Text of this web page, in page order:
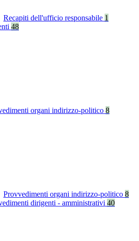
Recapiti dell'ufficio responsabile 1
48
organi indirizzo-politico 8
Provvedimenti organi indirizzo-politico 8
dirigenti - amministrativi 40